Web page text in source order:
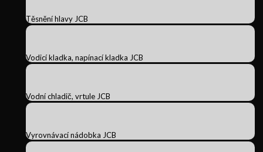
Těsnění hlavy JCB
Vodicí kladka, napínací kladka JCB
Vodní chladič, vrtule JCB
Vyrovnávací nádobka JCB